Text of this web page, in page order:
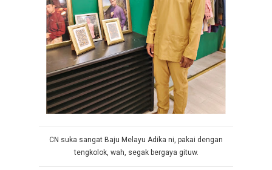
CN suka sangat Baju Melayu Adika ni, pakai dengan
tengkolok, wah, segak bergaya gituw.